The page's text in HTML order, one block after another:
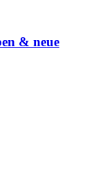
& neue